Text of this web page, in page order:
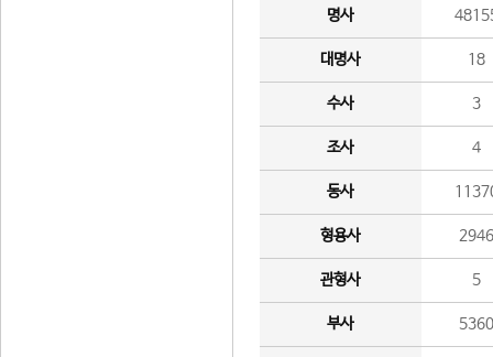
명사
대명사 18
수사 3
조사 4
동사
형용사 2946
관형사 5
부사 5360